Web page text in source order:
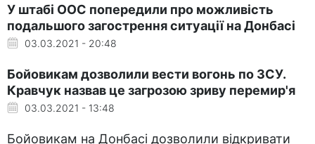
У штабі ООС попередили про можливість
подальшого загострення ситуації на Донбасі
03.03.2021 - 20:48
Бойовикам дозволили вести вогонь по ЗСУ.
Кравчук назвав це загрозою зриву перемир'я
03.03.2021 - 13:48
Бойовикам на Донбасі дозволили відкривати